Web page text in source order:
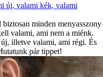
új, valami kék, valami
minden menyasszony
valami, ami nem a miénk.
illetve valami, ami régi. És
pár tippet!